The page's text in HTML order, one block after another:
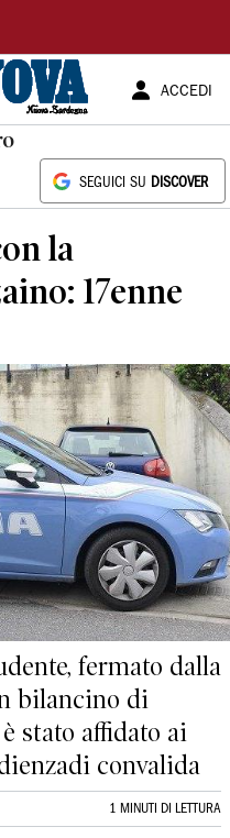
ACCEDI
SEGUICI SU DISCOVER
la
17enne
fermato dalla
bilancino di
stato affidato ai
convalida
1 MINUTI DI LETTURA